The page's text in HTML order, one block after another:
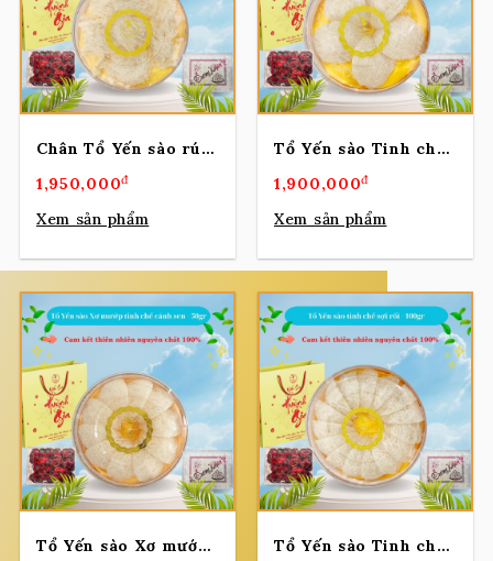
Chân Tổ Yến sào rút lông cánh lớn vip – 50gr
1,950,000đ
Xem sản phẩm
Tổ Yến sào Tinh chế Sợi Thượng Hạng – 50gr
1,900,000đ
Xem sản phẩm
Tổ Yến sào Xơ mướp tinh chế cánh sen hộp 50gr
Tổ Yến sào Tinh chế Sợi Rối – 100gr